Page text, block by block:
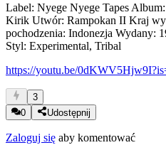
Label: Nyege Nyege Tapes
Kirik Utwór: Rampokan II Kraj
pochodzenia: Indonezja Wydany:
Styl: Experimental, Tribal
https://youtu.be/
3
0
Udostępnij
Zaloguj się aby komentować